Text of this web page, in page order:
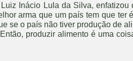
Inácio Lula da Silva,
arma que um país tem que ter
se o país não tiver produção de
produzir alimento é uma